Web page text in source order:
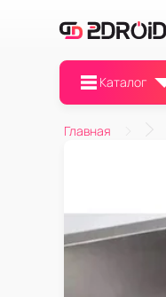
Каталог
Главная